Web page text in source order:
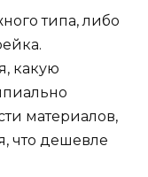
типа, либо
какую
материалов,
что дешевле